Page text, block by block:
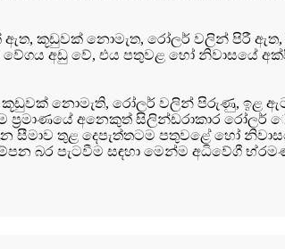
ඇත, කූඩුවක් නොමැත, රෝලර් වලින් පිරී
අඩු වේ, එය පතුවළ හෝ නිවාසයේ
නොමැති, රෝලර් වලින් පිරුණු, ඉළ
ප්‍රමාණයේ අනෙකුත් සිලින්ඩරාකාර රෝලර්
තුළ දෙපැත්තටම පතුවළේ හෝ
බර පැටවීම සඳහා මෙන්ම අධිවේගී